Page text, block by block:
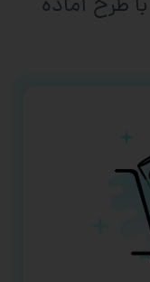
طرح آماده